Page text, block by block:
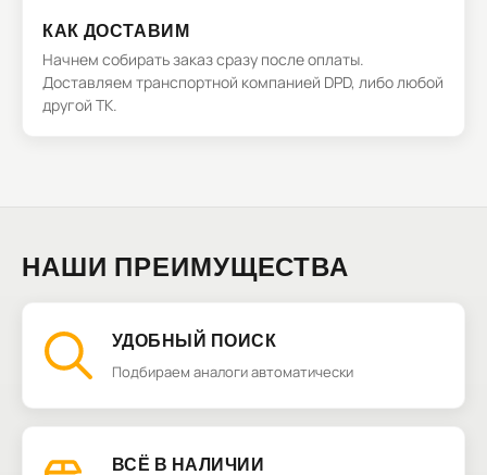
КАК ДОСТАВИМ
Начнем собирать заказ сразу после оплаты.
Доставляем транспортной компанией DPD, либо любой
другой ТК.
НАШИ ПРЕИМУЩЕСТВА
УДОБНЫЙ ПОИСК
Подбираем аналоги автоматически
ВСЁ В НАЛИЧИИ